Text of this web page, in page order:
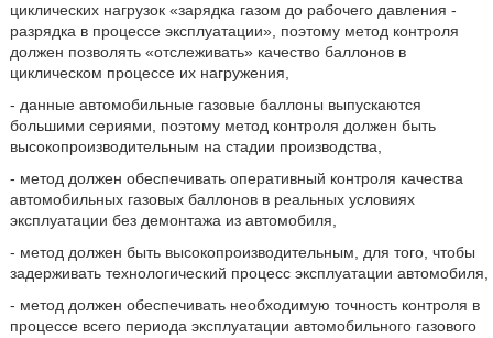
циклических нагрузок «зарядка газом до рабочего давления -
разрядка в процессе эксплуатации», поэтому метод контроля
должен позволять «отслеживать» качество баллонов в
циклическом процессе их нагружения,
- данные автомобильные газовые баллоны выпускаются
большими сериями, поэтому метод контроля должен быть
высокопроизводительным на стадии производства,
- метод должен обеспечивать оперативный контроля качества
автомобильных газовых баллонов в реальных условиях
эксплуатации без демонтажа из автомобиля,
- метод должен быть высокопроизводительным, для того, чтобы
задерживать технологический процесс эксплуатации автомобиля,
- метод должен обеспечивать необходимую точность контроля в
процессе всего периода эксплуатации автомобильного газового